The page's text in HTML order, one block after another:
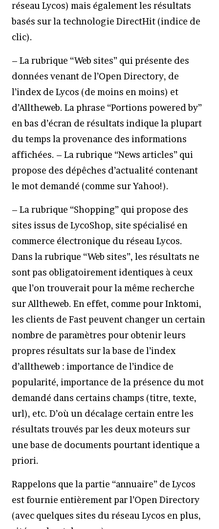
réseau Lycos) mais également les résultats
basés sur la technologie DirectHit (indice de
clic).
– La rubrique “Web sites” qui présente des
données venant de l’Open Directory, de
l’index de Lycos (de moins en moins) et
d’Alltheweb. La phrase “Portions powered by”
en bas d’écran de résultats indique la plupart
du temps la provenance des informations
affichées. – La rubrique “News articles” qui
propose des dépêches d’actualité contenant
le mot demandé (comme sur Yahoo!).
– La rubrique “Shopping” qui propose des
sites issus de LycoShop, site spécialisé en
commerce électronique du réseau Lycos.
Dans la rubrique “Web sites”, les résultats ne
sont pas obligatoirement identiques à ceux
que l’on trouverait pour la même recherche
sur Alltheweb. En effet, comme pour Inktomi,
les clients de Fast peuvent changer un certain
nombre de paramètres pour obtenir leurs
propres résultats sur la base de l’index
d’alltheweb : importance de l’indice de
popularité, importance de la présence du mot
demandé dans certains champs (titre, texte,
url), etc. D’où un décalage certain entre les
résultats trouvés par les deux moteurs sur
une base de documents pourtant identique a
priori.
Rappelons que la partie “annuaire” de Lycos
est fournie entièrement par l’Open Directory
(avec quelques sites du réseau Lycos en plus,